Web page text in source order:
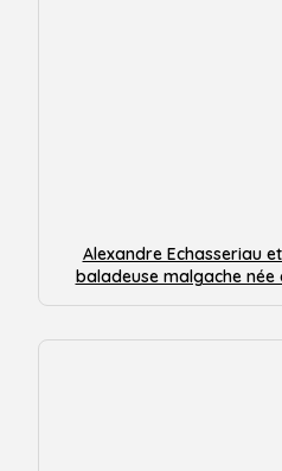
Alexandre Echasseriau
baladeuse malgache née